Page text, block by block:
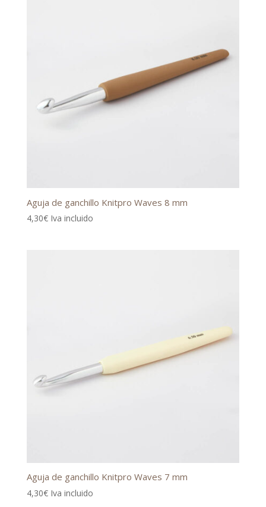
Aguja de ganchillo Knitpro Waves 8 mm
4,30€ Iva incluido
Aguja de ganchillo Knitpro Waves 7 mm
4,30€ Iva incluido